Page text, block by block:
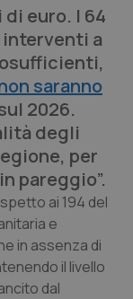
euro. I 64
a
saranno
2026.
degli
per
pareggio”.
ai 194 del
e
in assenza di
il livello
dal